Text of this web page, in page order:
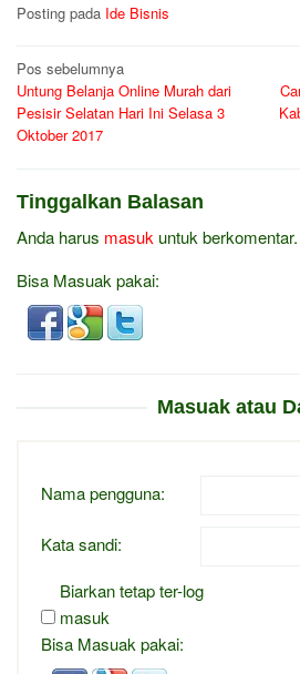
Posting pada Ide Bisnis
Navigasi
pos
Pos sebelumnya
Untung Belanja Online Murah dari
Pesisir Selatan Hari Ini Selasa 3
Oktober 2017
Tinggalkan Balasan
Anda harus masuk untuk berkomentar.
Bisa Masuak pakai:
Masuak atau
Nama pengguna:
Kata sandi:
Biarkan tetap ter-log
masuk
Bisa Masuak pakai: